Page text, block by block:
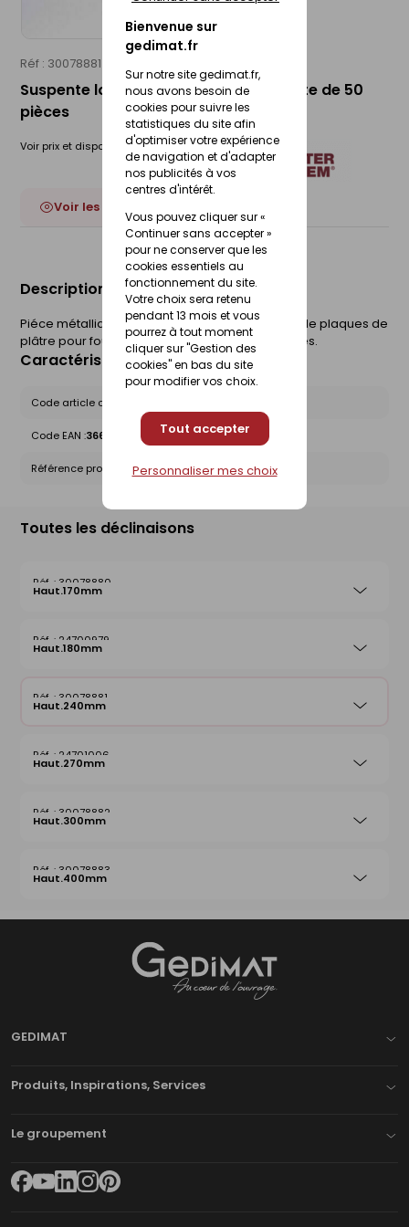
Bienvenue sur
gedimat.fr
Sur notre site gedimat.fr,
nous avons besoin de
cookies pour suivre les
statistiques du site afin
d'optimiser votre expérience
de navigation et d'adapter
nos publicités à vos
centres d'intérêt.
Vous pouvez cliquer sur «
Continuer sans accepter »
pour ne conserver que les
cookies essentiels au
fonctionnement du site.
Votre choix sera retenu
pendant 13 mois et vous
pourrez à tout moment
cliquer sur "Gestion des
cookies" en bas du site
pour modifier vos choix.
Tout accepter
Personnaliser mes choix
Réf : 30078881
Suspente longue plate - 240mm - boîte de 50
pièces
Voir prix et disponibilité en magasin
Voir les 6 déclinaisons
Description du produit
Piéce métallique en acier pour plafond à base de plaques de
plâtre pour fourrure F55 et F47. Boîte de 50 pièces.
Caractéristiques du produit
Code article chez le fournisseur :
Code EAN :3663349010023
Référence produit nationale Gedimat :30078881
Toutes les déclinaisons
30078880
Haut.170mm
24700979
Haut.180mm
30078881
Haut.240mm
24701006
Haut.270mm
30078882
Haut.300mm
30078883
Haut.400mm
GEDIMAT
Produits, Inspirations, Services
Le groupement